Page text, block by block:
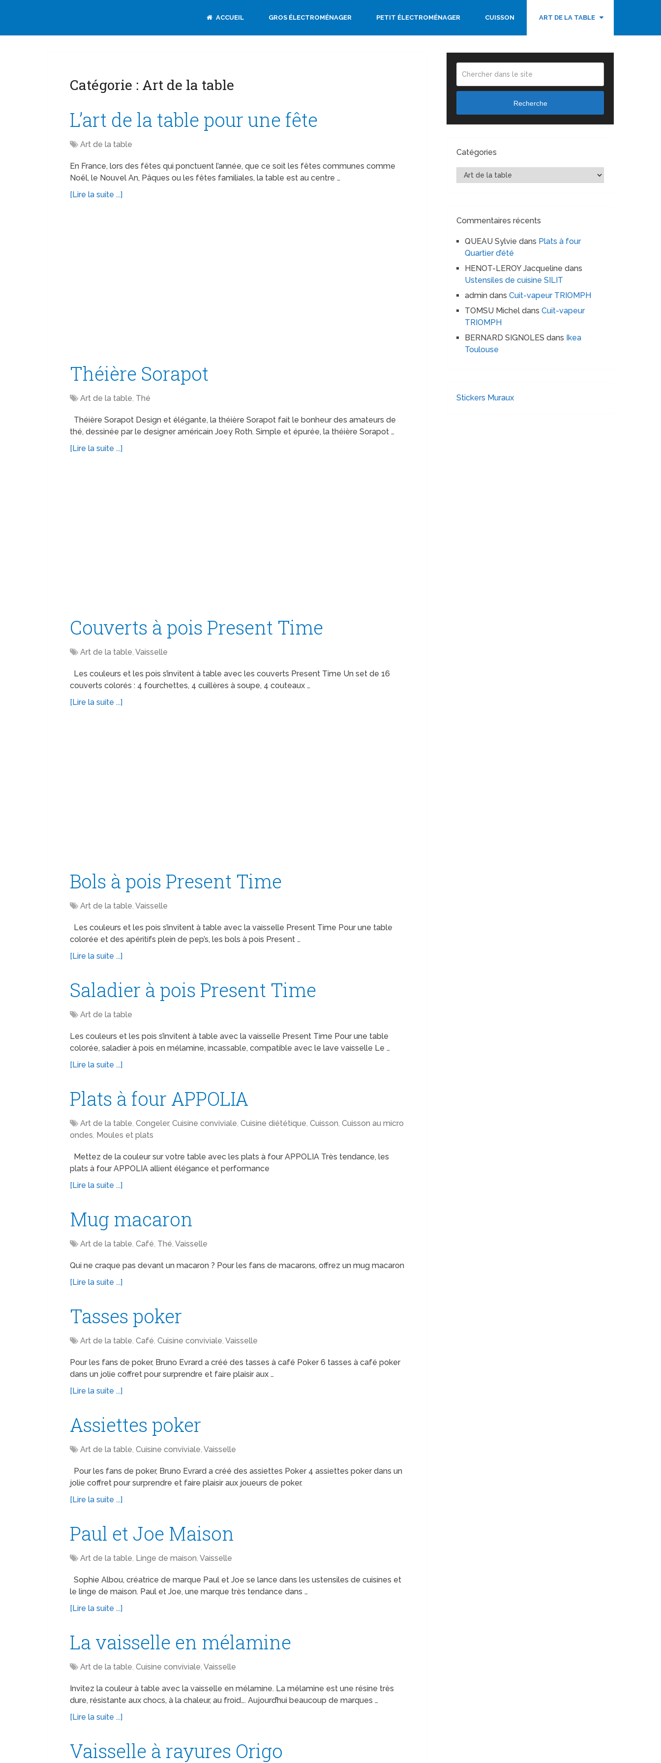
ACCUEIL GROS ÉLECTROMÉNAGER PETIT ÉLECTROMÉNAGER CUISSON ART DE LA TABLE
Catégorie : Art de la table
L’art de la table pour une fête
Art de la table
En France, lors des fêtes qui ponctuent l’année, que ce soit les fêtes communes comme
Noël, le Nouvel An, Pâques ou les fêtes familiales, la table est au centre …
[Lire la suite ...]
Théière Sorapot
Art de la table, Thé
Théière Sorapot Design et élégante, la théière Sorapot fait le bonheur des amateurs de
thé, dessinée par le designer américain Joey Roth. Simple et épurée, la théière Sorapot …
[Lire la suite ...]
Couverts à pois Present Time
Art de la table, Vaisselle
Les couleurs et les pois s’invitent à table avec les couverts Present Time Un set de 16
couverts colorés : 4 fourchettes, 4 cuillères à soupe, 4 couteaux …
[Lire la suite ...]
Bols à pois Present Time
Art de la table, Vaisselle
Les couleurs et les pois s’invitent à table avec la vaisselle Present Time Pour une table
colorée et des apéritifs plein de pep’s, les bols à pois Present …
[Lire la suite ...]
Saladier à pois Present Time
Art de la table
Les couleurs et les pois s’invitent à table avec la vaisselle Present Time Pour une table
colorée, saladier à pois en mélamine, incassable, compatible avec le lave vaisselle Le …
[Lire la suite ...]
Plats à four APPOLIA
Art de la table, Congeler, Cuisine conviviale, Cuisine diététique, Cuisson, Cuisson au micro
ondes, Moules et plats
Mettez de la couleur sur votre table avec les plats à four APPOLIA Très tendance, les
plats à four APPOLIA allient élégance et performance
[Lire la suite ...]
Mug macaron
Art de la table, Café, Thé, Vaisselle
Qui ne craque pas devant un macaron ? Pour les fans de macarons, offrez un mug macaron
[Lire la suite ...]
Tasses poker
Art de la table, Café, Cuisine conviviale, Vaisselle
Pour les fans de poker, Bruno Evrard a créé des tasses à café Poker 6 tasses à café poker
dans un jolie coffret pour surprendre et faire plaisir aux …
[Lire la suite ...]
Assiettes poker
Art de la table, Cuisine conviviale, Vaisselle
Pour les fans de poker, Bruno Evrard a créé des assiettes Poker 4 assiettes poker dans un
jolie coffret pour surprendre et faire plaisir aux joueurs de poker.
[Lire la suite ...]
Paul et Joe Maison
Art de la table, Linge de maison, Vaisselle
Sophie Albou, créatrice de marque Paul et Joe se lance dans les ustensiles de cuisines et
le linge de maison. Paul et Joe, une marque très tendance dans …
[Lire la suite ...]
La vaisselle en mélamine
Art de la table, Cuisine conviviale, Vaisselle
Invitez la couleur à table avec la vaisselle en mélamine. La mélamine est une résine très
dure, résistante aux chocs, à la chaleur, au froid…. Aujourd’hui beaucoup de marques …
[Lire la suite ...]
Vaisselle à rayures Origo
Recherche
Catégories
Catégories
Commentaires récents
QUEAU Sylvie dans Plats à four
Quartier d’été
HENOT-LEROY Jacqueline dans
Ustensiles de cuisine SILIT
admin dansCuit-vapeur TRIOMPH
TOMSU Michel dansCuit-vapeur
TRIOMPH
BERNARD SIGNOLES dans Ikea
Toulouse
Stickers Muraux